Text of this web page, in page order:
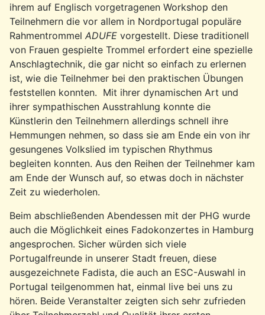
ihrem auf Englisch vorgetragenen Workshop den
Teilnehmern die vor allem in Nordportugal populäre
Rahmentrommel ADUFE vorgestellt. Diese traditionell
von Frauen gespielte Trommel erfordert eine spezielle
Anschlagtechnik, die gar nicht so einfach zu erlernen
ist, wie die Teilnehmer bei den praktischen Übungen
feststellen konnten. Mit ihrer dynamischen Art und
ihrer sympathischen Ausstrahlung konnte die
Künstlerin den Teilnehmern allerdings schnell ihre
Hemmungen nehmen, so dass sie am Ende ein von ihr
gesungenes Volkslied im typischen Rhythmus
begleiten konnten. Aus den Reihen der Teilnehmer kam
am Ende der Wunsch auf, so etwas doch in nächster
Zeit zu wiederholen.
Beim abschließenden Abendessen mit der PHG wurde
auch die Möglichkeit eines Fadokonzertes in Hamburg
angesprochen. Sicher würden sich viele
Portugalfreunde in unserer Stadt freuen, diese
ausgezeichnete Fadista, die auch an ESC-Auswahl in
Portugal teilgenommen hat, einmal live bei uns zu
hören. Beide Veranstalter zeigten sich sehr zufrieden